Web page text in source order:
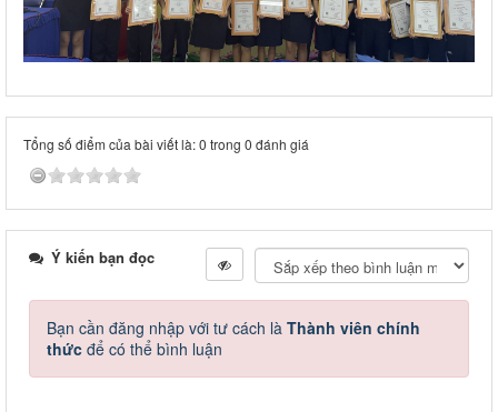
Tổng số điểm của bài viết là: 0 trong 0 đánh giá
Ý kiến bạn đọc
Bạn cần đăng nhập với tư cách là Thành viên chính
thức để có thể bình luận